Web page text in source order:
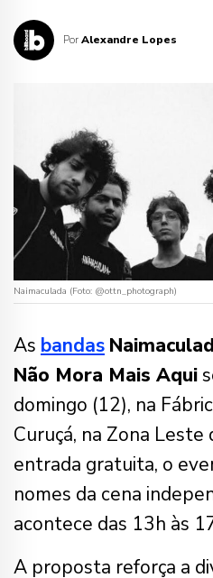
PorAlexandre Lopes
Naimaculada (Foto: @ottn_photograph)
As bandas
Não Mora Mais Aqui
domingo (12), na
Curuçá, na Zona Leste
entrada gratuita, o
nomes da cena
acontece das 13h às
A proposta reforça a